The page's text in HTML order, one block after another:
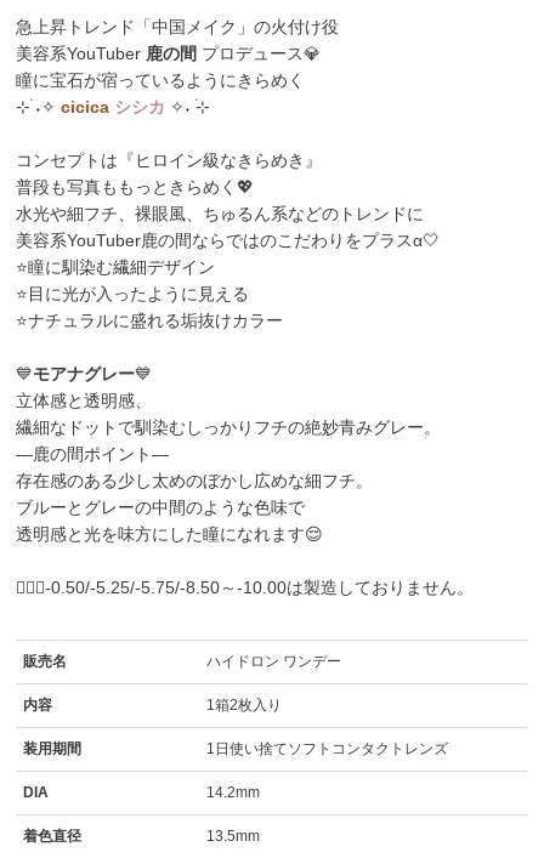
急上昇トレンド「中国メイク」の火付け役
美容系YouTuber 鹿の間 プロデュース💎
瞳に宝石が宿っているようにきらめく
⊹࣪ ˖✧ cicica シシカ ✧˖ ࣪⊹
コンセプトは『ヒロイン級なきらめき』
普段も写真ももっときらめく💖
水光や細フチ、裸眼風、ちゅるん系などのトレンドに
美容系YouTuber鹿の間ならではのこだわりをプラスα🤍
⭐瞳に馴染む繊細デザイン
⭐目に光が入ったように見える
⭐ナチュラルに盛れる垢抜けカラー
💙モアナグレー💙
立体感と透明感、
繊細なドットで馴染むしっかりフチの絶妙青みグレー。
―鹿の間ポイント―
存在感のある少し太めのぼかし広めな細フチ。
ブルーとグレーの中間のような色味で
透明感と光を味方にした瞳になれます😌
🙇🏼‍♀️-0.50/-5.25/-5.75/-8.50～-10.00は製造しておりません。
販売名 ハイドロン ワンデー
内容 1箱2枚入り
装用期間 1日使い捨てソフトコンタクトレンズ
DIA 14.2mm
着色直径 13.5mm